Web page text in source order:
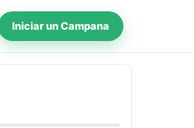
Iniciar un Campana